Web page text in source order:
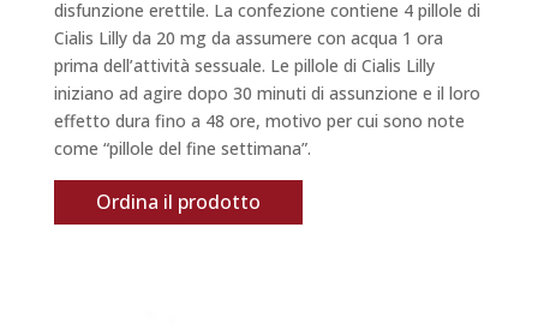
disfunzione erettile. La confezione contiene 4 pillole di
Cialis Lilly da 20 mg da assumere con acqua 1 ora
prima dell’attività sessuale. Le pillole di Cialis Lilly
iniziano ad agire dopo 30 minuti di assunzione e il loro
effetto dura fino a 48 ore, motivo per cui sono note
come “pillole del fine settimana”.
Ordina il prodotto